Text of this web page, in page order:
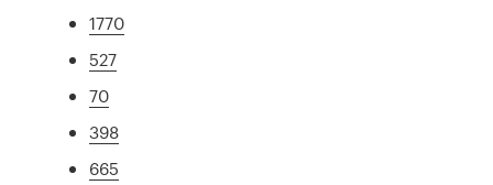
1770
527
70
398
665